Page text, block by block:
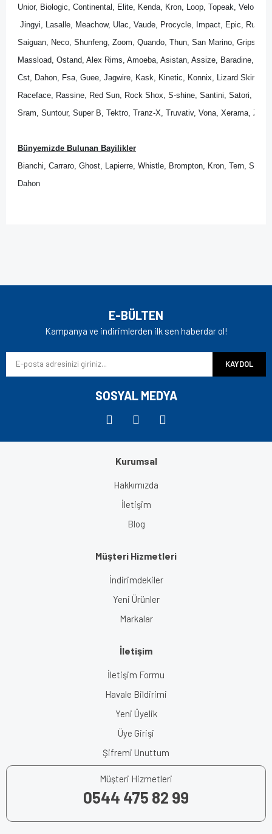
Unior, Biologic, Continental, Elite, Kenda, Kron, Loop, Topeak, Velo,
Jingyi, Lasalle, Meachow, Ulac, Vaude, Procycle, Impact, Epic,
Saiguan, Neco, Shunfeng, Zoom, Quando, Thun, San Marino,
Massload, Ostand, Alex Rims, Amoeba, Asistan, Assize, Baradine,
Cst, Dahon, Fsa, Guee, Jagwire, Kask, Kinetic, Konnix, Lizard Skins,
Raceface, Rassine, Red Sun, Rock Shox, S-shine, Santini, Satori,
Sram, Suntour, Super B, Tektro, Tranz-X, Truvativ, Vona, Xerama,
Bünyemizde Bulunan Bayilikler
Bianchi, Carraro, Ghost, Lapierre, Whistle, Brompton, Kron, Tern,
Dahon
Ürün resmi kalitesiz, bozuk veya görüntülenemiyor.
Ürün açıklamasında eksik bilgiler bulunuyor.
Ürün fiyatı diğer sitelerden daha pahalı.
Gönder
E-BÜLTEN
Kampanya ve indirimlerden ilk sen haberdar ol!
KAYDOL
SOSYAL MEDYA
Kurumsal
Hakkımızda
İletişim
Blog
Müşteri Hizmetleri
İndirimdekiler
Yeni Ürünler
Markalar
İletişim
İletişim Formu
Havale Bildirimi
Yeni Üyelik
Üye Girişi
Şifremi Unuttum
Müşteri Hizmetleri
0544 475 82 99